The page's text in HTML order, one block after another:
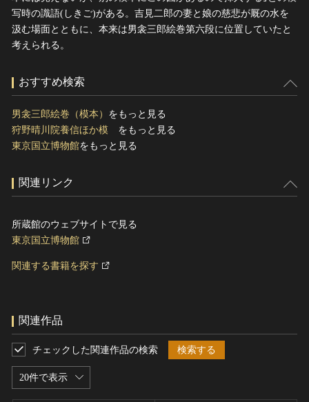
写時の識語(しきご)がある。吉見二郎の妻と娘の慈悲が厩の水を
汲む場面とともに、本来は男衾三郎絵巻第六段に位置していたと
考えられる。
おすすめ検索
男衾三郎絵巻（模本） をもっと見る
狩野晴川院養信ほか模 をもっと見る
東京国立博物館をもっと見る
関連リンク
所蔵館のウェブサイトで見る
東京国立博物館
関連する書籍を探す
関連作品
20件で表示
チェックした関連作品の検索 検索する